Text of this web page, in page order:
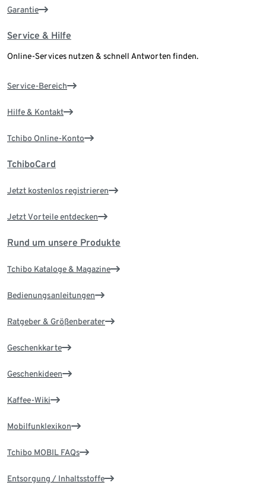
Garantie
Service & Hilfe
Online-Services nutzen & schnell Antworten finden.
Service-Bereich
Hilfe & Kontakt
Tchibo Online-Konto
TchiboCard
Jetzt kostenlos registrieren
Jetzt Vorteile entdecken
Rund um unsere Produkte
Tchibo Kataloge & Magazine
Bedienungsanleitungen
Ratgeber & Größenberater
Geschenkkarte
Geschenkideen
Kaffee-Wiki
Mobilfunklexikon
Tchibo MOBIL FAQs
Entsorgung / Inhaltsstoffe